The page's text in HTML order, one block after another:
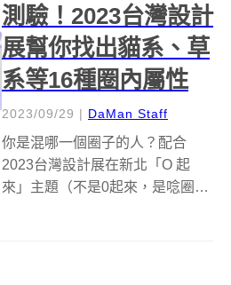
測驗！2023台灣設計
展幫你找出貓系、草
系等16種圈內屬性
2023/09/29 | DaMan Staff
你是混哪一個圈子的人？配合
2023台灣設計展在新北「O 起
來」主題（不是0起來，是唸圈起